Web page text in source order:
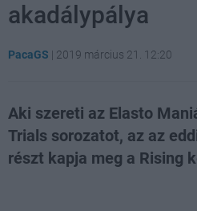
akadálypálya
PacaGS | 2019 március 21. 12:20
Aki szereti az Elasto
Trials sorozatot, az az
részt kapja meg a Rising